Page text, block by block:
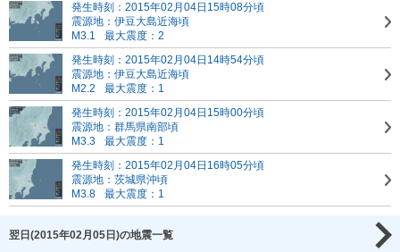
発生時刻：2015年02月04日15時08分頃
震源地：伊豆大島近海頃
M3.1
最大震度：2
発生時刻：2015年02月04日14時54分頃
震源地：伊豆大島近海頃
M2.2
最大震度：1
発生時刻：2015年02月04日15時00分頃
震源地：群馬県南部頃
M3.3
最大震度：1
発生時刻：2015年02月04日16時05分頃
震源地：茨城県沖頃
M3.8
最大震度：1
翌日(2015年02月05日)の地震一覧